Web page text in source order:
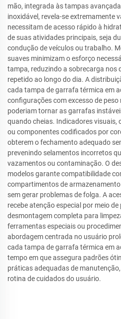
mão, integrada às tampas
inoxidável, revela-se extremamente
necessitam de acesso rápido à
de suas atividades principais, seja
condução de veículos ou trabalho.
suaves minimizam o esforço
tampa, reduzindo a sobrecarga nos
repetido ao longo do dia. A
cada tampa de garrafa térmica em
configurações com excesso de peso
poderiam tornar as garrafas
quando cheias. Indicadores visuais,
ou componentes codificados por
obterem o fechamento adequado
prevenindo selamentos incorretos
vazamentos ou contaminação. O
modelos garante compatibilidade
compartimentos de
sem gerar problemas de folga. A
recebe atenção especial por meio
desmontagem completa para
ferramentas especiais ou
abordagem centrada no usuário
cada tampa de garrafa térmica em
tempo em que assegura padrões
práticas adequadas de
rotina de cuidados do usuário.